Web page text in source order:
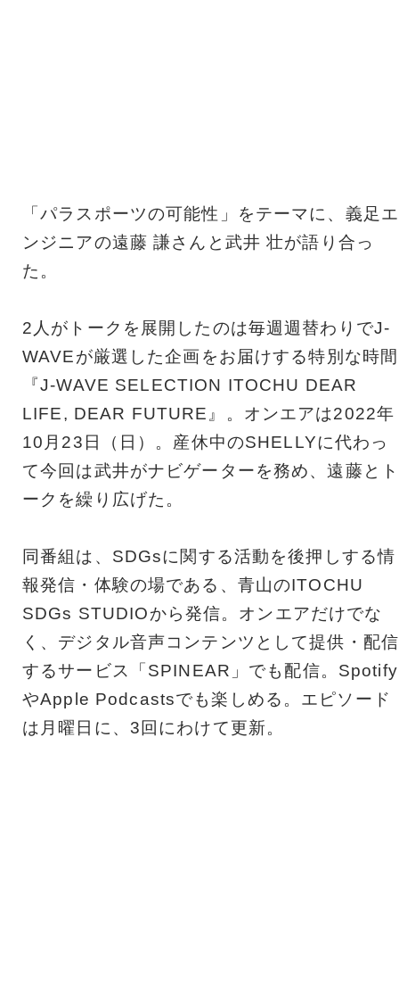
「パラスポーツの可能性」をテーマに、義足エ
ンジニアの遠藤 謙さんと武井 壮が語り合っ
た。
2人がトークを展開したのは毎週週替わりでJ-
WAVEが厳選した企画をお届けする特別な時間
『J-WAVE SELECTION ITOCHU DEAR
LIFE, DEAR FUTURE』。オンエアは2022年
10月23日（日）。産休中のSHELLYに代わっ
て今回は武井がナビゲーターを務め、遠藤とト
ークを繰り広げた。
同番組は、SDGsに関する活動を後押しする情
報発信・体験の場である、青山のITOCHU
SDGs STUDIOから発信。オンエアだけでな
く、デジタル音声コンテンツとして提供・配信
するサービス「SPINEAR」でも配信。Spotify
やApple Podcastsでも楽しめる。エピソード
は月曜日に、3回にわけて更新。